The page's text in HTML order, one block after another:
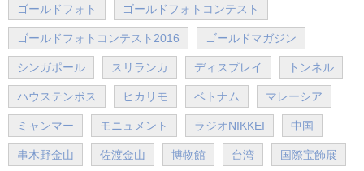
ゴールドフォト ゴールドフォトコンテスト
ゴールドフォトコンテスト2016 ゴールドマガジン
シンガポール スリランカ ディスプレイ トンネル
ハウステンボス ヒカリモ ベトナム マレーシア
ミャンマー モニュメント ラジオNIKKEI 中国
串木野金山 佐渡金山 博物館 台湾 国際宝飾展